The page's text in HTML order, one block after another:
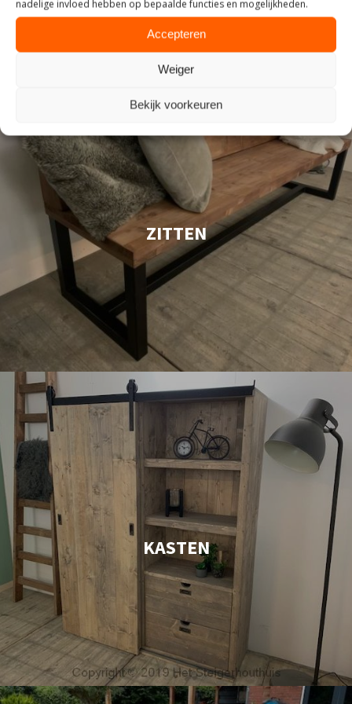
nadelige invloed hebben op bepaalde functies en mogelijkheden.
Accepteren
Weiger
Bekijk voorkeuren
ZITTEN
KASTEN